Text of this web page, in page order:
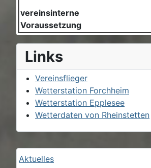
Aktuelles
vereinsinterne
Voraussetzung
Links
Vereinsflieger
Wetterstation Forchheim
Wetterstation Epplesee
Wetterdaten von Rheinstetten